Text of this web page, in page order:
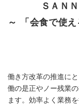
ＳＡＮ
～ 「会食で使
働き方改革の推進に
働の是正やノー残業
ます。効率よく業務